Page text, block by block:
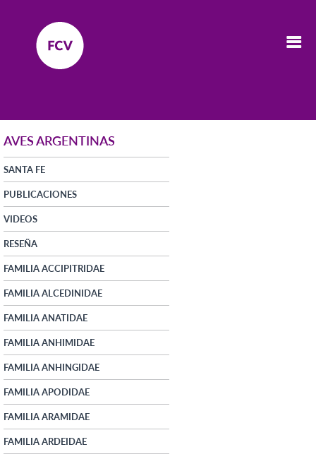
AVES ARGENTINAS
SANTA FE
PUBLICACIONES
VIDEOS
RESEÑA
FAMILIA ACCIPITRIDAE
FAMILIA ALCEDINIDAE
FAMILIA ANATIDAE
FAMILIA ANHIMIDAE
FAMILIA ANHINGIDAE
FAMILIA APODIDAE
FAMILIA ARAMIDAE
FAMILIA ARDEIDAE